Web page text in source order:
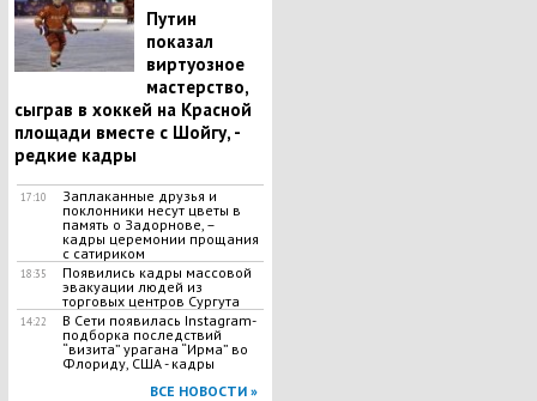
Путин
показал
виртуозное
мастерство,
сыграв в хоккей на Красной
площади вместе с Шойгу, -
редкие кадры
17:10
Заплаканные друзья и
поклонники несут цветы в
память о Задорнове, –
кадры церемонии прощания
с сатириком
18:35
Появились кадры массовой
эвакуации людей из
торговых центров Сургута
14:22
В Сети появилась Іnstagram-
подборка последствий
“визита” урагана “Ирма” во
Флориду, США - кадры
ВСЕ НОВОСТИ »